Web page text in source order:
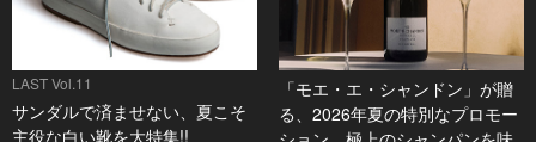
LAST Vol.11
サンダルで済ませない、夏こそ
主役な白い靴を大特集!!
「モエ・エ・シャンドン」が贈
る、2026年夏の特別なプロモー